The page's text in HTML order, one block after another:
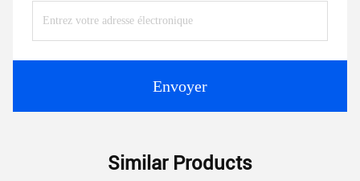
Envoyer
Similar Products